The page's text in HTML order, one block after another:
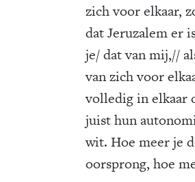
zich voor elkaar,
dat Jeruzalem er
je/ dat van mij,//
van zich voor
volledig in elkaar
juist hun
wit. Hoe meer je
oorsprong, hoe